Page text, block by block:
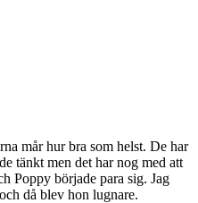
mår hur bra som helst. De har
tänkt men det har nog med att
Poppy började para sig. Jag
då blev hon lugnare.